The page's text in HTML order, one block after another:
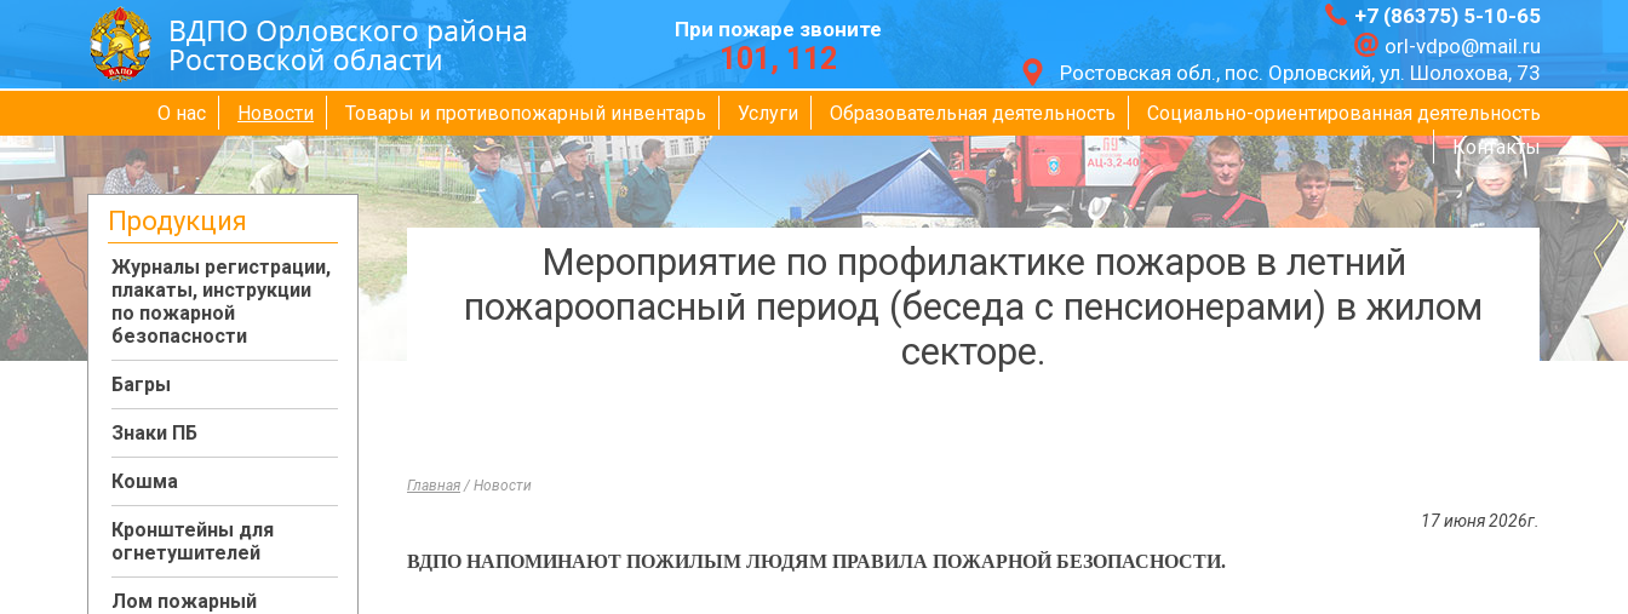
При пожаре звоните
101, 112
+7 (86375) 5-10-65
orl-vdpo@mail.ru
Ростовская обл., пос. Орловский, ул. Шолохова, 73
О нас Новости Товары и противопожарный инвентарь Услуги Образовательная деятельность
Социально-ориентированная деятельность
Контакты
Продукция
Журналы регистрации,
плакаты, инструкции
по пожарной
безопасности
Багры
Знаки ПБ
Кошма
Кронштейны для
огнетушителей
Лом пожарный
Мероприятие по профилактике пожаров в летний
пожароопасный период (беседа с пенсионерами) в жилом
секторе.
Главная / Новости
17 июня 2026г.
ВДПО НАПОМИНАЮТ ПОЖИЛЫМ ЛЮДЯМ ПРАВИЛА ПОЖАРНОЙ БЕЗОПАСНОСТИ.